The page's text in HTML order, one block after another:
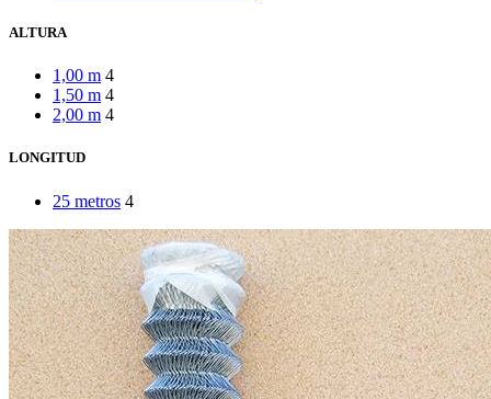
ALTURA
1,00 m 4
1,50 m 4
2,00 m 4
LONGITUD
25 metros 4